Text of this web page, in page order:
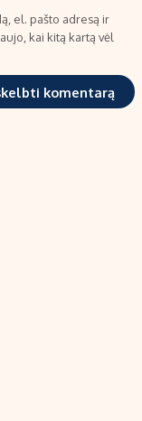
el. pašto adresą ir
kai kitą kartą vėl